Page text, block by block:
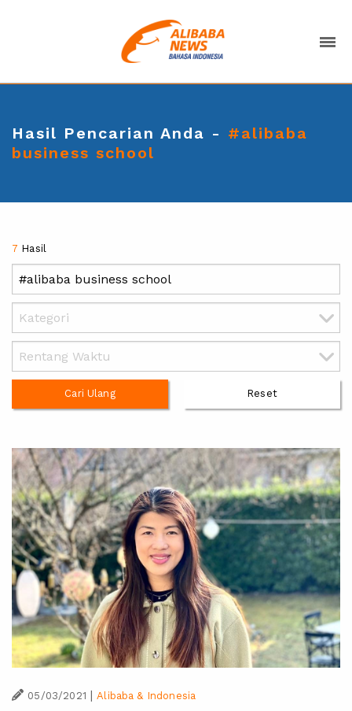
Hasil Pencarian Anda - #alibaba
business school
7 Hasil
Cari Ulang Reset
05/03/2021 | Alibaba & Indonesia